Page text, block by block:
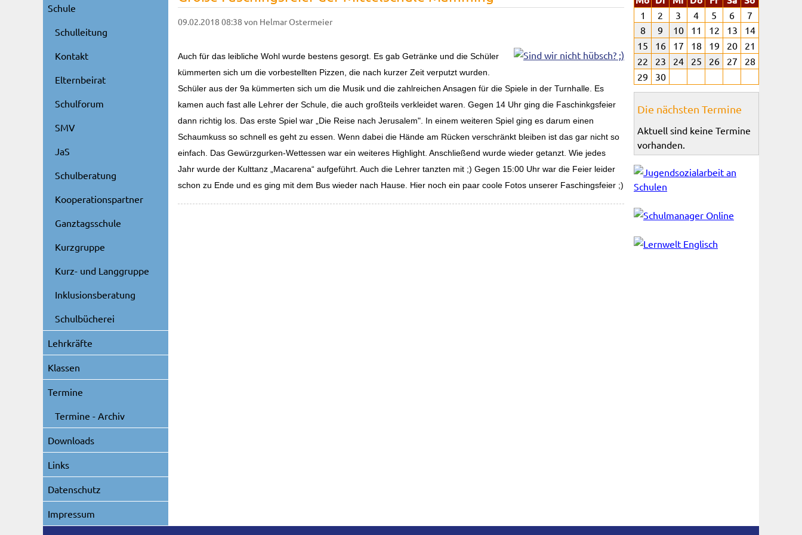
09.02.2018 08:38 von Helmar Ostermeier
Auch für das leibliche Wohl wurde bestens gesorgt. Es gab Getränke und die Schüler
kümmerten sich um die vorbestellten Pizzen, die nach kurzer Zeit verputzt wurden.
Schüler aus der 9a kümmerten sich um die Musik und die zahlreichen Ansagen für die Spiele in der Turnhalle. Es
kamen auch fast alle Lehrer der Schule, die auch großteils verkleidet waren. Gegen 14 Uhr ging die Faschinkgsfeier
dann richtig los. Das erste Spiel war „Die Reise nach Jerusalem". In einem weiteren Spiel ging es darum einen
Schaumkuss so schnell es geht zu essen. Wenn dabei die Hände am Rücken verschränkt bleiben ist das gar nicht so
einfach. Das Gewürzgurken-Wettessen war ein weiteres Highlight. Anschließend wurde wieder getanzt. Wie jedes
Jahr wurde der Kulttanz „Macarena“ aufgeführt. Auch die Lehrer tanzten mit ;) Gegen 15:00 Uhr war die Feier leider
schon zu Ende und es ging mit dem Bus wieder nach Hause. Hier noch ein paar coole Fotos unserer Faschingsfeier ;)
Schule
Schulleitung
Kontakt
Elternbeirat
Schulforum
SMV
JaS
Schulberatung
Kooperationspartner
Ganztagsschule
Kurzgruppe
Kurz- und Langgruppe
Inklusionsberatung
Schulbücherei
Lehrkräfte
Klassen
Termine
Termine - Archiv
Downloads
Links
Datenschutz
Impressum
1 2 3 4 5 6
7
8
9 10 11 12 13
14
15
16 17 18 19 20
21
22
23 24 25 26 27
28
29
30
Die nächsten Termine
Aktuell sind keine Termine
vorhanden.